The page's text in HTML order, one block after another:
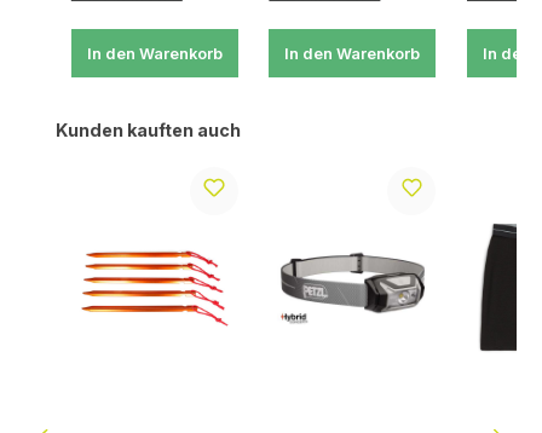
In den Warenkorb In den Warenkorb In den
Produktgalerie überspringen
Kunden kauften auch